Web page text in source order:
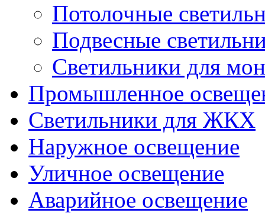
Потолочные
Подвесные
Светильники для
Промышленное
Светильники для ЖКХ
Наружное освещение
Уличное освещение
Аварийное освещение